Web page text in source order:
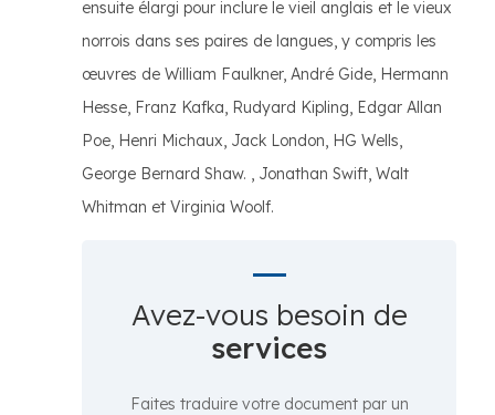
ensuite élargi pour inclure le vieil anglais et le vieux
norrois dans ses paires de langues, y compris les
œuvres de William Faulkner, André Gide, Hermann
Hesse, Franz Kafka, Rudyard Kipling, Edgar Allan
Poe, Henri Michaux, Jack London, HG Wells,
George Bernard Shaw. , Jonathan Swift, Walt
Whitman et Virginia Woolf.
Avez-vous besoin de
services
Faites traduire votre document par un